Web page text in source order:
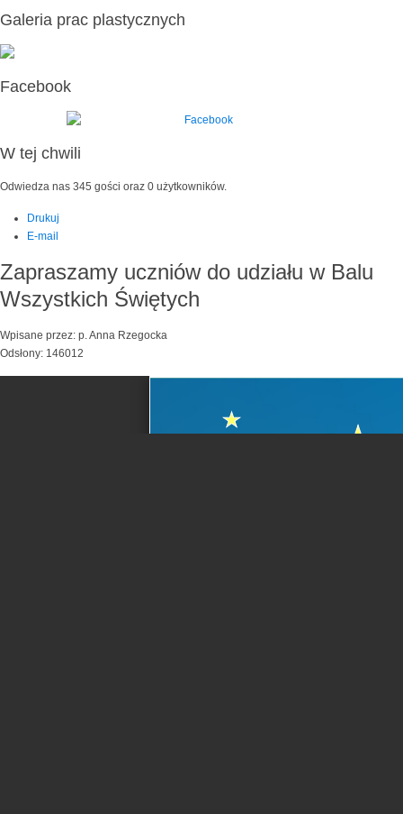
Galeria prac plastycznych
Facebook
W tej chwili
Odwiedza nas 345 gości oraz 0 użytkowników.
Drukuj
E-mail
Zapraszamy uczniów do udziału w Balu
Wszystkich Świętych
Wpisane przez: p. Anna Rzegocka
Odsłony: 146012